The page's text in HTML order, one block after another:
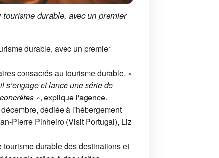
durable, avec un premier
durable, avec un premier
consacrés au tourisme durable. «
s’engage et lance une série de
», explique l'agence.
dédiée à l'hébergement
Pierre Pinheiro (Visit Portugal), Liz
durable des destinations et